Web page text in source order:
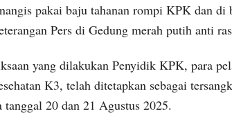
pakai baju tahanan rompi KPK dan
Pers di Gedung merah putih anti
yang dilakukan Penyidik KPK, para
K3, telah ditetapkan sebagai
tanggal 20 dan 21 Agustus 2025.